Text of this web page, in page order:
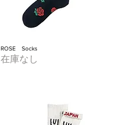
ROSE Socks
在庫なし